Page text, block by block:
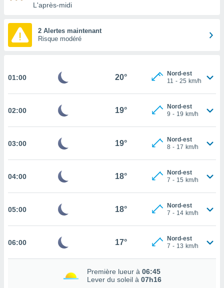
les
et
nous
de très
ET
PARAMÈTRES
L'après-midi
2 Alertes maintenant
Risque modéré
01:00 20°
Nord-est
11 - 25 km/h
02:00 19°
Nord-est
9 - 19 km/h
03:00 19°
Nord-est
8 - 17 km/h
04:00 18°
Nord-est
7 - 15 km/h
05:00 18°
Nord-est
7 - 14 km/h
06:00 17°
Nord-est
7 - 13 km/h
Première lueur à 06:45
Lever du soleil à 07h16